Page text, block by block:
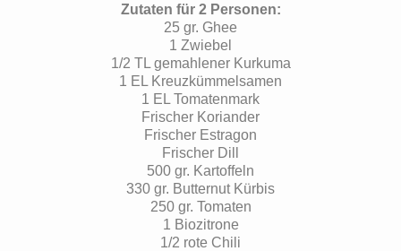
Zutaten für 2 Personen:
25 gr. Ghee
1 Zwiebel
1/2 TL gemahlener Kurkuma
1 EL Kreuzkümmelsamen
1 EL Tomatenmark
Frischer Koriander
Frischer Estragon
Frischer Dill
500 gr. Kartoffeln
330 gr. Butternut Kürbis
250 gr. Tomaten
1 Biozitrone
1/2 rote Chili